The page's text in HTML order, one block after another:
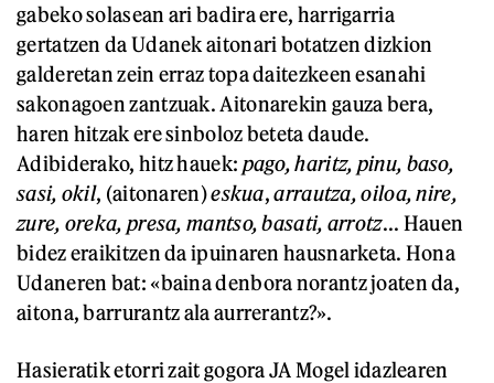
gabeko solasean ari badira ere, harrigarria
gertatzen da Udanek aitonari botatzen dizkion
galderetan zein erraz topa daitezkeen esanahi
sakonagoen zantzuak. Aitonarekin gauza bera,
haren hitzak ere sinboloz beteta daude.
Adibiderako, hitz hauek: pago, haritz, pinu, baso,
sasi, okil, (aitonaren)eskua,arrautza, oiloa, nire,
zure, oreka, presa, mantso, basati, arrotz... Hauen
bidez eraikitzen da ipuinaren hausnarketa. Hona
Udaneren bat: «baina denbora norantz joaten da,
aitona, barrurantz ala aurrerantz?».
Hasieratik etorri zait gogora JA Mogel idazlearen